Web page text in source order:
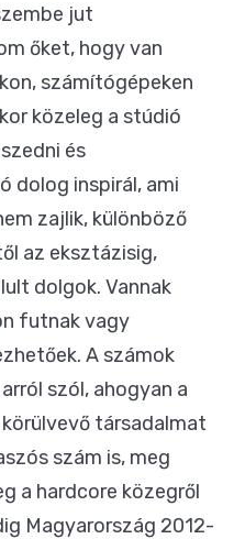
jut
őket, hogy van
számítógépeken
közeleg a stúdió
és
dolog inspirál, ami
zajlik, különböző
az eksztázisig,
dolgok. Vannak
futnak vagy
A számok
szól, ahogyan a
társadalmat
szám is, meg
a hardcore közegről
Magyarország 2012-